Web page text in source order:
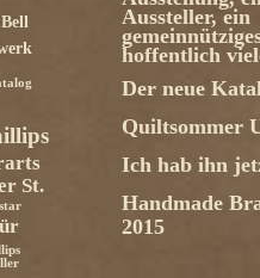
St.
Aussteller, ein
hoffentlich
Der neue
Quiltsommer
Ich hab ihn
Handmade
2015